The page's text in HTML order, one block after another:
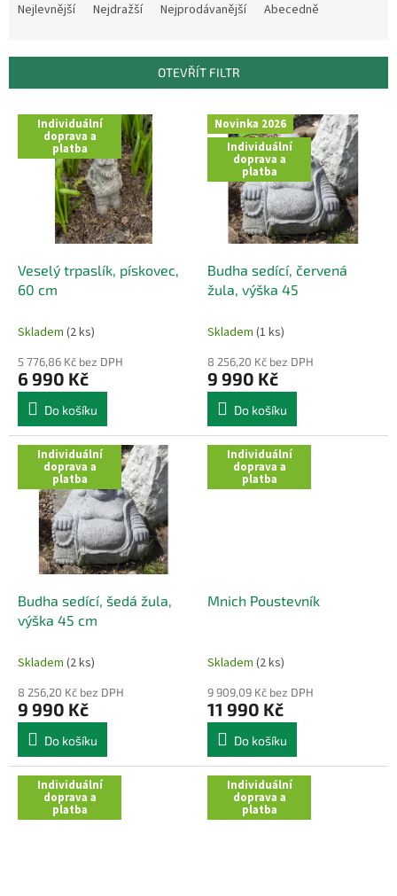
í
Nejlevnější Nejdražší Nejprodávanější Abecedně
OTEVŘÍT FILTR
V
p
Individuální
doprava a
platba
Veselý trpaslík, pískovec,
60 cm
Skladem (2 ks)
5 776,86 Kč bez DPH
6 990 Kč
Do košíku
Novinka 2026
Individuální
doprava a
platba
Budha sedící, červená
žula, výška 45
Skladem (1 ks)
8 256,20 Kč bez DPH
9 990 Kč
Do košíku
Individuální
doprava a
platba
Budha sedící, šedá žula,
výška 45 cm
Skladem (2 ks)
8 256,20 Kč bez DPH
9 990 Kč
Do košíku
Individuální
doprava a
platba
Mnich Poustevník
Skladem (2 ks)
9 909,09 Kč bez DPH
11 990 Kč
Do košíku
Individuální
doprava a
platba
Individuální
doprava a
platba